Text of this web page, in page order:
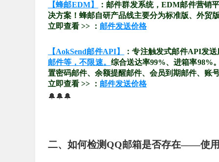
【蜂邮EDM】
：邮件群发系统，EDM邮件营销
决方案！蜂邮自研产品线主要分为标准版、外贸
立即查看 >> ： 邮件发送价格
【AokSend邮件API】
：专注触发式邮件API发
邮件等，不限速。 综合送达率99%、进箱率98%
置密码邮件、余额提醒邮件、会员到期邮件、账
立即查看 >> ： 邮件发送价格
🔔🔔🔔
二、如何检测QQ邮箱是否存在——使